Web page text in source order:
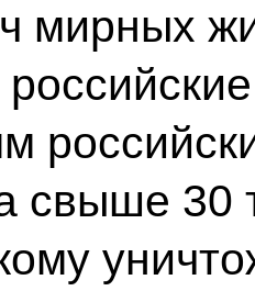
мирных
свыше 30